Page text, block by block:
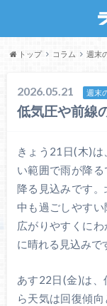
トップ コラム 週末
2026.05.21 週末
低気圧や前線
きょう21日(木)
い範囲で雨が降
降る見込みです
中も過ごしやす
広がりやすくに
に晴れる見込みで
あす22日(金)は
ら天気は回復傾